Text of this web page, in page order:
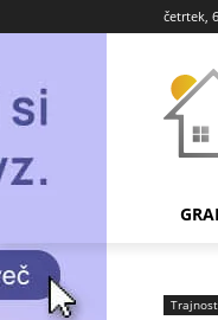
četrtek,